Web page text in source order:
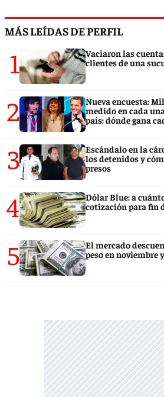
MÁS LEÍDAS DE PERFIL
1
Vaciaron las
clientes de una
2
Nueva encuesta:
medido en cada
país: dónde gana
3
Escándalo en la
los detenidos y
presos
4
Dólar Blue: a
cotización para fin
5
El mercado
peso en noviembre